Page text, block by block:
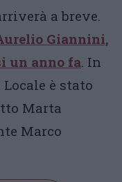
a breve.
Giannini,
un anno fa. In
è stato
Marta
Marco